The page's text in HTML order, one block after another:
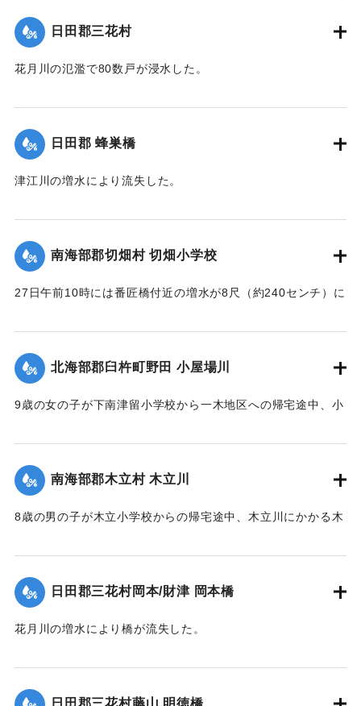
｜固有コード:00330038
日田郡三花村
花月川の氾濫で80数戸が浸水した。
｜固有コード:00330029
日田郡 蜂巣橋
津江川の増水により流失した。
｜固有コード: 00330030
南海部郡切畑村 切畑小学校
27日午前10時には番匠橋付近の増水が8尺（約240センチ）に
馬の交通が途絶した。学校は休校になった。
【出典：大分新聞 1928年6月29日朝刊4面】
｜固有コード: 00330031
北海部郡臼杵町野田 小屋場川
9歳の女の子が下南津留小学校から一木地区への帰宅途中、小
流されたが、友達が助けを呼び1町半（約150メートル）ほど
下流ですくい上げ助けられた。
【出典：大分新聞 1928年6月29日朝刊4面】
南海部郡木立村 木立川
8歳の男の子が木立小学校からの帰宅途中、木立川にかかる木
亡した。
【出典：大分新聞 1928年6月29日朝刊4面】
｜固有コード:00330033
日田郡三花村岡本/財津 岡本橋
花月川の増水により橋が流失した。
｜固有コード:00330024
日田郡三花村藤山 明徳橋